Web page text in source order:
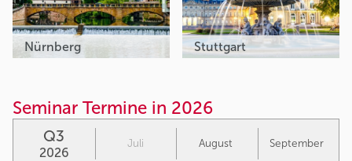
Nürnberg Stuttgart
Seminar Termine in 2026
Q3
2026
Juli August September